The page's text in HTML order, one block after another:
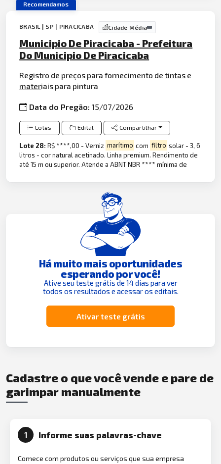
Recomendamos
BRASIL | SP | PIRACICABA Cidade Média
Municipio De Piracicaba - Prefeitura
Do Municipio De Piracicaba
Registro de preços para fornecimento detintas e
materiais para pintura
Data do Pregão:15/07/2026
Lotes Edital Compartilhar
Lote 28:R$ ****,00 - Verniz marítimo com filtro solar - 3, 6
litros - cor natural acetinado. Linha premium. Rendimento de
até 15 m ou superior. Atende a ABNT NBR **** mínima de
Há muito mais oportunidades
esperando por você!
Ative seu teste grátis de 14 dias para ver
todos os resultados e acessar os editais.
Ativar teste grátis
Cadastre o que você vende e pare de
garimpar manualmente
1 Informe suas palavras-chave
Comece com produtos ou serviços que sua empresa